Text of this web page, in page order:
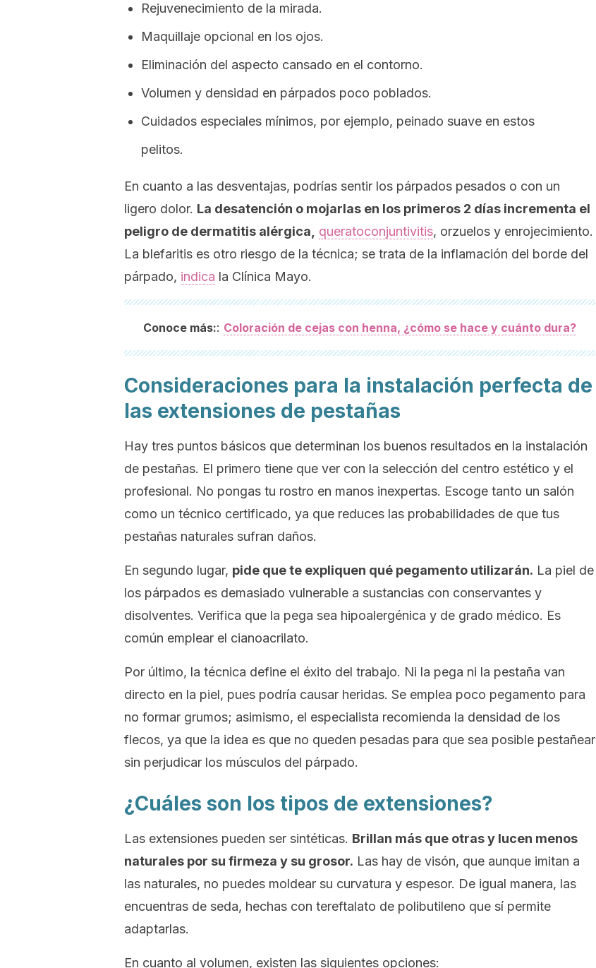
Rejuvenecimiento de la mirada.
Maquillaje opcional en los ojos.
Eliminación del aspecto cansado en el contorno.
Volumen y densidad en párpados poco poblados.
Cuidados especiales mínimos, por ejemplo, peinado suave en estos
pelitos.
En cuanto a las desventajas, podrías sentir los párpados pesados o con un
ligero dolor. La desatención o mojarlas en los primeros 2 días incrementa el
peligro de dermatitis alérgica,
queratoconjuntivitis, orzuelos y enrojecimiento.
La blefaritis es otro riesgo de la técnica; se trata de la inflamación del borde del
párpado, indica la Clínica Mayo.
Conoce más:: Coloración de cejas con henna, ¿cómo se hace y cuánto dura?
Consideraciones para la instalación perfecta de
las extensiones de pestañas
Hay tres puntos básicos que determinan los buenos resultados en la instalación
de pestañas. El primero tiene que ver con la selección del centro estético y el
profesional. No pongas tu rostro en manos inexpertas. Escoge tanto un salón
como un técnico certificado, ya que reduces las probabilidades de que tus
pestañas naturales sufran daños.
En segundo lugar, pide que te expliquen qué pegamento utilizarán. La piel de
los párpados es demasiado vulnerable a sustancias con conservantes y
disolventes. Verifica que la pega sea hipoalergénica y de grado médico. Es
común emplear el cianoacrilato.
Por último, la técnica define el éxito del trabajo. Ni la pega ni la pestaña van
directo en la piel, pues podría causar heridas. Se emplea poco pegamento para
no formar grumos; asimismo, el especialista recomienda la densidad de los
flecos, ya que la idea es que no queden pesadas para que sea posible pestañear
sin perjudicar los músculos del párpado.
¿Cuáles son los tipos de extensiones?
Las extensiones pueden ser sintéticas. Brillan más que otras y lucen menos
naturales por su firmeza y su grosor. Las hay de visón, que aunque imitan a
las naturales, no puedes moldear su curvatura y espesor. De igual manera, las
encuentras de seda, hechas con tereftalato de polibutileno que sí permite
adaptarlas.
En cuanto al volumen, existen las siguientes opciones: